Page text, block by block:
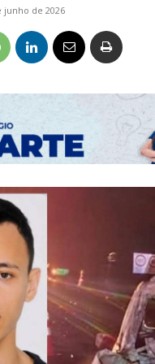
junho de 2026